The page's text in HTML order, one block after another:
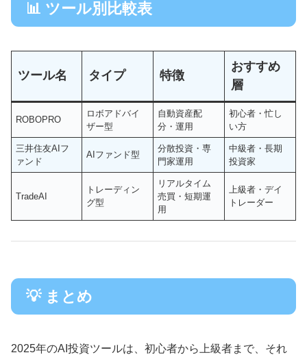
📊 ツール別比較表
ツール名 タイプ 特徴
おすすめ
層
ROBOPRO
ロボアドバイ
ザー型
自動資産配
分・運用
初心者・忙し
い方
三井住友AIフ
ァンド
AIファンド型
分散投資・専
門家運用
中級者・長期
投資家
TradeAI
トレーディン
グ型
リアルタイム
売買・短期運
用
上級者・デイ
トレーダー
💡 まとめ
2025年のAI投資ツールは、初心者から上級者まで、それ